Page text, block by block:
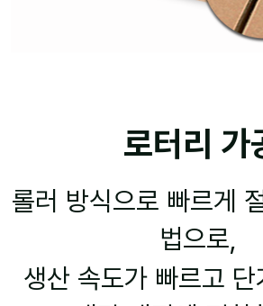
로터리 가
롤러 방식으로 빠르게
법으로,
생산 속도가 빠르고 단